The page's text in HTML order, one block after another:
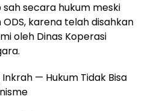
sah secara hukum meski
karena telah disahkan
oleh Dinas Koperasi
Inkrah — Hukum Tidak Bisa